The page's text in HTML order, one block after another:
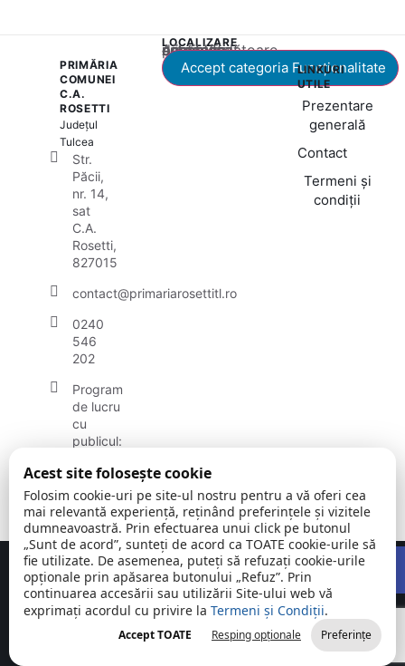
PRIMĂRIA
COMUNEI
C.A.
ROSETTI
Județul
Tulcea
Str.
Păcii,
nr. 14,
sat
C.A.
Rosetti,
827015
contact@primariarosettitl.ro
0240
546
202
Program
de lucru
cu
publicul:
vineri
08:00 –
16:00
LOCALIZARE
Acest conținut este blocat până când acceptați categoria corespunzătoare de cookie-uri.
Accept categoria Funcționalitate
LINKURI
UTILE
Prezentare
generală
Contact
Termeni și
condiții
Comuna C.A.
Rosetti | Județul
Tulcea
©
2026
Toate
drepturile
rezervate
Concept realizat deBig Media Relații Publice SRL
Acest site folosește cookie
Folosim cookie-uri pe site-ul nostru pentru a vă oferi cea
mai relevantă experiență, reținând preferințele și vizitele
dumneavoastră. Prin efectuarea unui click pe butonul
„Sunt de acord”, sunteți de acord ca TOATE cookie-urile să
fie utilizate. De asemenea, puteți să refuzați cookie-urile
opționale prin apăsarea butonului „Refuz”. Prin
continuarea accesării sau utilizării Site-ului web vă
exprimați acordul cu privire la Termeni și Condiții.
Accept TOATE Resping opționale Preferințe